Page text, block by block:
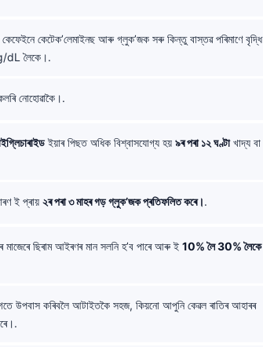
কেফেইনে কেটেক’লেমাইনছ আৰু গ্লুক’জক সৰু কিন্তু বাস্তৱ পৰিমাণে বৃদ্ধি
dL লৈকে।.
নোহোৱাকৈ।.
ইয়াৰ পিছত অধিক বিশ্বাসযোগ্য হয় ৯ৰ পৰা ১২ ঘণ্টাখাদ্য বা
ই প্ৰায় ২ৰ পৰা ৩ মাহৰ গড় গ্লুক’জক প্ৰতিফলিত কৰে।.
ছিৰাম আইৰণৰ মান সলনি হ’ব পাৰে আৰু ই 10% লৈ 30% লৈকে
উপবাস কৰিবলৈ আটাইতকৈ সহজ, কিয়নো আপুনি কেৱল ৰাতিৰ আহাৰৰ